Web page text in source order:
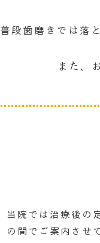
普段歯磨きでは落
また、
当院では治療後の
の間でご案内させ